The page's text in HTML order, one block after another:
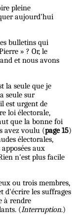
pleine
aujourd'hui
bulletins qui
» ? Or, le
et nous avons
la seule que je
seule sur
est urgent de
loi électorale,
que la bonne foi
avez voulu (page 15)
électorales,
aux
n'est plus facile
ou trois membres,
d'écrire les suffrages
à rendre
(Interruption.)